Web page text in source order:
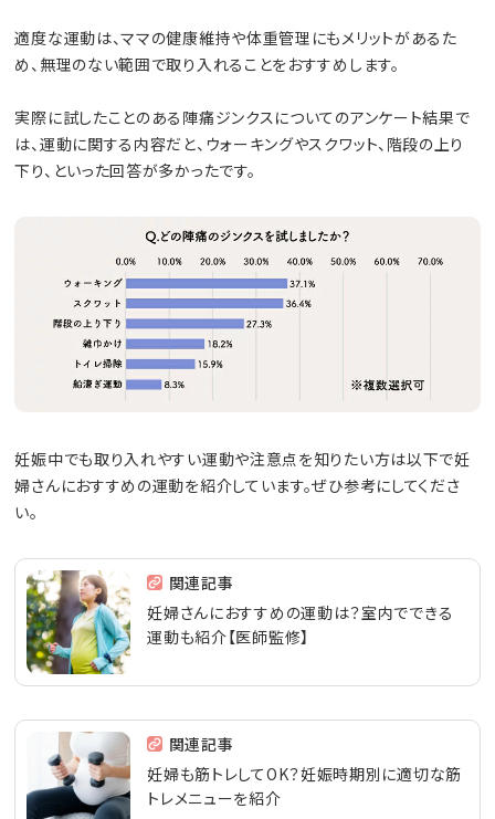
適度な運動は、ママの健康維持や体重管理にもメリットがあるた
め、無理のない範囲で取り入れることをおすすめします。
実際に試したことのある陣痛ジンクスについてのアンケート結果で
は、運動に関する内容だと、ウォーキングやスクワット、階段の上り
下り、といった回答が多かったです。
妊娠中でも取り入れやすい運動や注意点を知りたい方は以下で妊
婦さんにおすすめの運動を紹介しています。ぜひ参考にしてくださ
い。
関連記事
妊婦さんにおすすめの運動は？室内でできる
運動も紹介【医師監修】
関連記事
妊婦も筋トレしてOK？妊娠時期別に適切な筋
トレメニューを紹介